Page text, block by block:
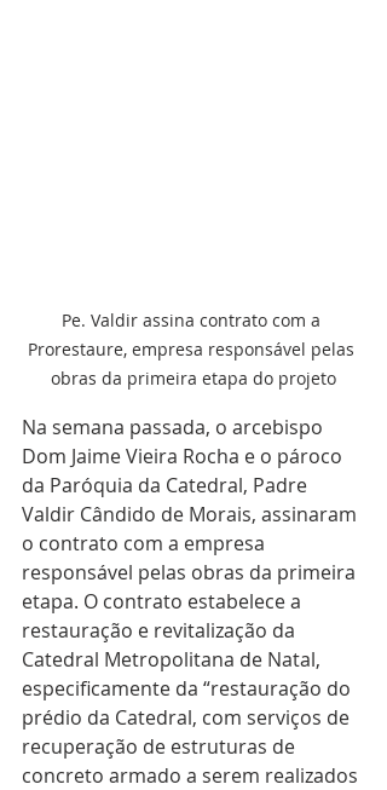
Pe. Valdir assina contrato com a
Prorestaure, empresa responsável pelas
obras da primeira etapa do projeto
Na semana passada, o arcebispo
Dom Jaime Vieira Rocha e o pároco
da Paróquia da Catedral, Padre
Valdir Cândido de Morais, assinaram
o contrato com a empresa
responsável pelas obras da primeira
etapa. O contrato estabelece a
restauração e revitalização da
Catedral Metropolitana de Natal,
especificamente da “restauração do
prédio da Catedral, com serviços de
recuperação de estruturas de
concreto armado a serem realizados